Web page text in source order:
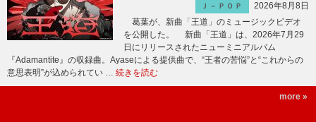
Ｊ－ＰＯＰ
2026年8月8日
葛葉が、新曲「王道」のミュージックビデオ
を公開した。 新曲「王道」は、2026年7月29
日にリリースされたニューミニアルバム
『Adamantite』の収録曲。Ayaseによる提供曲で、“王者の苦悩”と“これからの
意思表明”が込められてい … 続きを読む
more »